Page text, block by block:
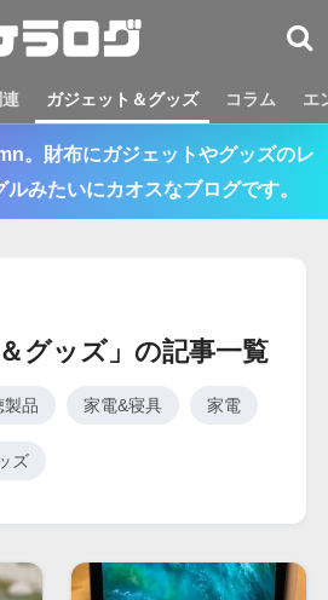
ガジェット＆グッズ コラム エ
。財布にガジェットやグッズのレ
みたいにカオスなブログです。
グッズ」の記事一覧
製品 家電&寝具 家電
ズ